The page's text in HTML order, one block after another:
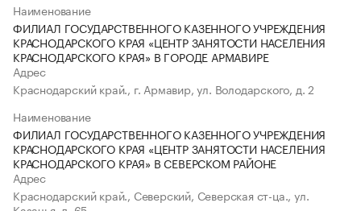
Наименование
ФИЛИАЛ ГОСУДАРСТВЕННОГО КАЗЕННОГО УЧРЕЖДЕНИЯ
КРАСНОДАРСКОГО КРАЯ «ЦЕНТР ЗАНЯТОСТИ НАСЕЛЕНИЯ
КРАСНОДАРСКОГО КРАЯ» В ГОРОДЕ АРМАВИРЕ
Адрес
Краснодарский край., г. Армавир, ул. Володарского, д. 2
Наименование
ФИЛИАЛ ГОСУДАРСТВЕННОГО КАЗЕННОГО УЧРЕЖДЕНИЯ
КРАСНОДАРСКОГО КРАЯ «ЦЕНТР ЗАНЯТОСТИ НАСЕЛЕНИЯ
КРАСНОДАРСКОГО КРАЯ» В СЕВЕРСКОМ РАЙОНЕ
Адрес
Краснодарский край., Северский, Северская ст-ца., ул.